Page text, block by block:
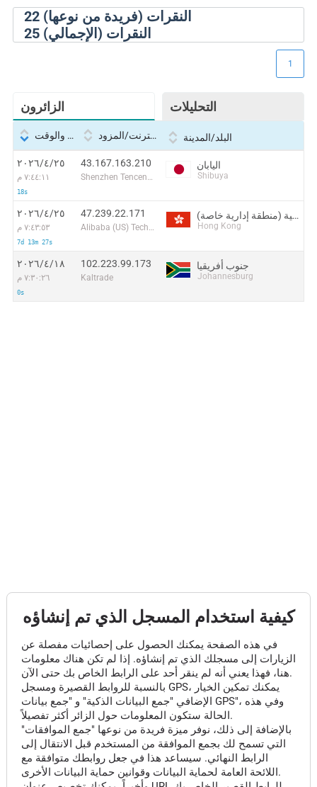
22 النقرات (فريدة من نوعها)
25 النقرات (الإجمالي)
الزائرون التحليلات
1
التاريخ والوقت بروتوكول الإنترنت/المزود البلد/المدينة
٢٥‏/٤‏/٢٠٢٦
٧:٤٤:١١ م
18s
43.167.163.210
Shenzhen Tencent Computer Systems Company Limited
اليابان
Shibuya
٢٥‏/٤‏/٢٠٢٦
٧:٤٣:٥٣ م
7d 13m 27s
47.239.22.171
Alibaba (US) Technology Co., Ltd.
هونغ كونغ الصينية (منطقة إدارية خاصة)
Hong Kong
١٨‏/٤‏/٢٠٢٦
٧:٣٠:٢٦ م
0s
102.223.99.173
Kaltrade
جنوب أفريقيا
Johannesburg
كيفية استخدام المسجل الذي تم إنشاؤه
في هذه الصفحة يمكنك الحصول على إحصائيات مفصلة عن
الزيارات إلى مسجلك الذي تم إنشاؤه. إذا لم تكن هناك معلومات
هنا، فهذا يعني أنه لم ينقر أحد على الرابط الخاص بك حتى الآن.
بالنسبة للروابط القصيرة ومسجل GPS، يمكنك تمكين الخيار
الإضافي "جمع البيانات الذكية" و "جمع بيانات GPS"، وفي هذه
الحالة ستكون المعلومات حول الزائر أكثر تفصيلاً.
بالإضافة إلى ذلك، نوفر ميزة فريدة من نوعها "جمع الموافقات"
التي تسمح لك بجمع الموافقة من المستخدم قبل الانتقال إلى
الرابط النهائي. سيساعد هذا في جعل روابطك متوافقة مع
اللائحة العامة لحماية البيانات وقوانين حماية البيانات الأخرى.